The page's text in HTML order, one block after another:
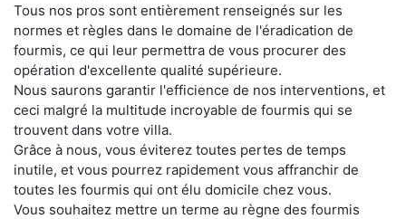
Tous nos pros sont entièrement renseignés sur les
normes et règles dans le domaine de l'éradication de
fourmis, ce qui leur permettra de vous procurer des
opération d'excellente qualité supérieure.
Nous saurons garantir l'efficience de nos interventions, et
ceci malgré la multitude incroyable de fourmis qui se
trouvent dans votre villa.
Grâce à nous, vous éviterez toutes pertes de temps
inutile, et vous pourrez rapidement vous affranchir de
toutes les fourmis qui ont élu domicile chez vous.
Vous souhaitez mettre un terme au règne des fourmis